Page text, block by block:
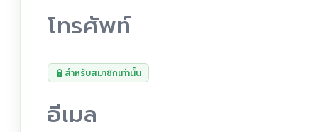
โทรศัพท์
สำหรับสมาชิกเท่านั้น
อีเมล